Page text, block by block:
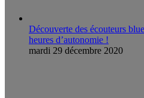
Découverte des écouteurs
heures d’autonomie !
mardi 29 décembre 2020